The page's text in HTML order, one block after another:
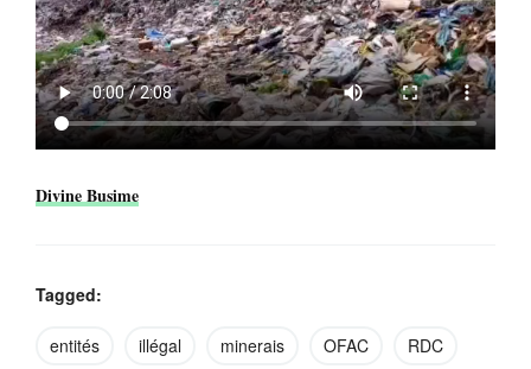
Divine Busime
Tagged:
entités illégal minerais OFAC RDC